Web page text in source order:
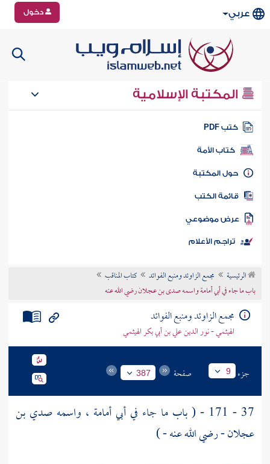
عربي دخول
المكتبة الإسلامية
كتب PDF
كتاب الأمة
المكتبة
الكتب
موضوعي
تراجم الأعلام
الرئيسية مجمع الزاوئد ومنبع الفوائد
كتاب المناقب
باب ما جاء في أبي أمامة واسمه صدى بن عجلان رضي الله عنه
مجمع الزاوئد ومنبع الفوائد
الهيثمي - نور الدين علي بن أبي بكر الهيثمي
جزء 9 صفحة 387
37 - 171 - ( باب ما جاء في
أبي أمامة ، واسمه صدي بن
عجلان- رضي الله عنه - )